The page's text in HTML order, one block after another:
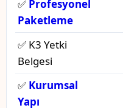
✅ Profesyonel
Paketleme
✅ K3 Yetki
Belgesi
✅ Kurumsal
Yapı